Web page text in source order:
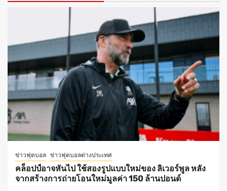
ข่าวฟุตบอล ข่าวฟุตบอลต่างประเทศ
คล็อปป์อาจหันไป ใช้สองรูปแบบใหม่ของ ลิเวอร์พูล หลัง
จากสร้างการถ่ายโอนใหม่มูลค่า 150 ล้านปอนด์